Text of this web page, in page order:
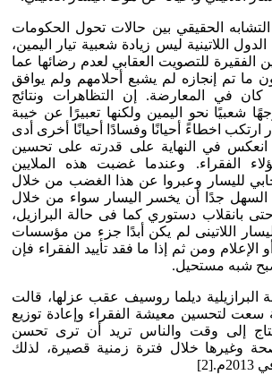
الحقيقي بين حالات تحول الحكومات
اللاتينية ليس زيادة شعبية تيار اليمين،
الفقيرة للتصويت العقابي لعدم رضائها عما
ما تم إنجازه لم يشبع أحلامهم ولم يوافق
كان في المعارضة. إن التظاهرات ونتائج
شعبيًا نحو اليمين ولكنها تعبيرًا عن خيبة
ارتكب اخطاءً أحيانًا وفسادًا أحيانًا أخرى أدى
انعكس في النهاية على قدرته على تحسين
الفقراء. وعندما غضبت هذه الملايين
لليسار وعبروا عن هذا الغضب من خلال
جدًا أن يخسر اليسار سواء من خلال
بانقلاب دستوري كما فى حالة البرازيل،
اللاتينى لم يكن أبدًا جزء من مؤسسات
الإعلام ومن ثم إذا ما فقد تأييد الفقراء فإن
شبه مستحيل.
البرازيلية ديلما روسيف عقب عزلها، قالت
سعت لتحسين معيشة الفقراء وإعادة توزيع
إلى وقت والناس تريد أن ترى تحسن
وغيرها خلال فترة زمنية قصيرة، لذلك